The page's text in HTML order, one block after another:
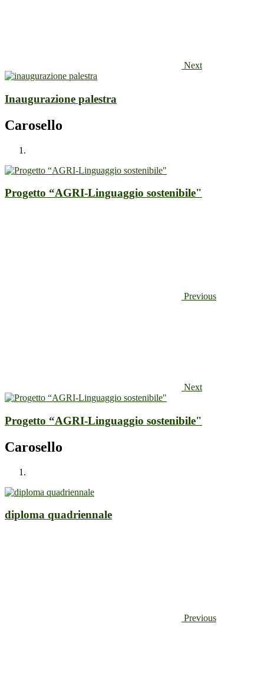
Next
Inaugurazione palestra
Carosello
Progetto “AGRI-Linguaggio sostenibile"
Previous
Next
Progetto “AGRI-Linguaggio sostenibile"
Carosello
diploma quadriennale
Previous